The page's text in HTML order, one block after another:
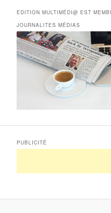
EDITION MULTIMÉDI@ EST
JOURNALITES MÉDIAS
PUBLICITÉ